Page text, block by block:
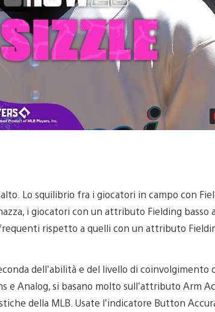
Lo squilibrio fra i giocatori in campo con
i giocatori con un attributo Fielding basso
rispetto a quelli con un attributo
dell’abilità e del livello di coinvolgimento
Analog, si basano molto sull’attributo Arm
della MLB. Usate l’indicatore Button